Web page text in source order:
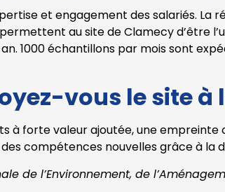
et engagement des salariés.
au site de Clamecy d’être
1000 échantillons par mois sont
vous le site à
à forte valeur ajoutée, une empreinte
compétences nouvelles grâce à la
de l’Environnement, de